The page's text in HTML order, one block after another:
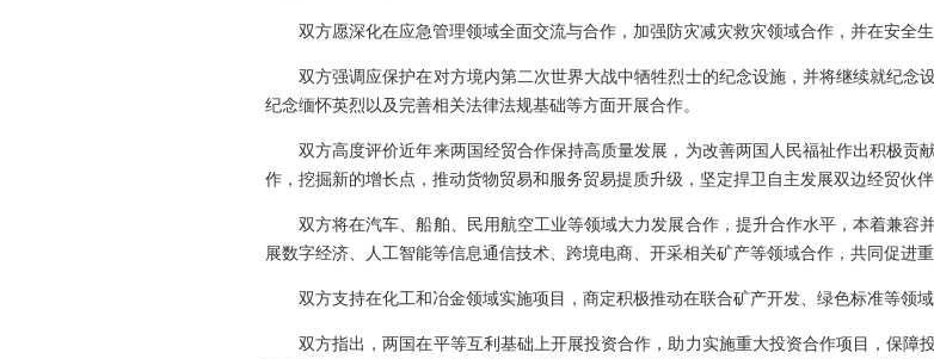
双方愿深化在应急管理领域全面交流与合作，加强防灾减灾救灾领域合作，并在安全
双方强调应保护在对方境内第二次世界大战中牺牲烈士的纪念设施，并将继续就纪念
纪念缅怀英烈以及完善相关法律法规基础等方面开展合作。
双方高度评价近年来两国经贸合作保持高质量发展，为改善两国人民福祉作出积极贡
作，挖掘新的增长点，推动货物贸易和服务贸易提质升级，坚定捍卫自主发展双边经贸伙伴
双方将在汽车、船舶、民用航空工业等领域大力发展合作，提升合作水平，本着兼容
展数字经济、人工智能等信息通信技术、跨境电商、开采相关矿产等领域合作，共同促进
双方支持在化工和冶金领域实施项目，商定积极推动在联合矿产开发、绿色标准等领域
双方指出，两国在平等互利基础上开展投资合作，助力实施重大投资合作项目，保障